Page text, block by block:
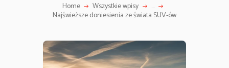
Home Wszystkie wpisy ...
Najświeższe doniesienia ze świata SUV-ów